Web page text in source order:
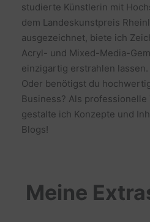
studierte Künstlerin mit
dem Landeskunstpreis
ausgezeichnet, biete ich
Acryl- und Mixed-Media-
einzigartig erstrahlen lassen.
Oder benötigst du
Business? Als
gestalte ich Konzepte und
Blogs!
Meine